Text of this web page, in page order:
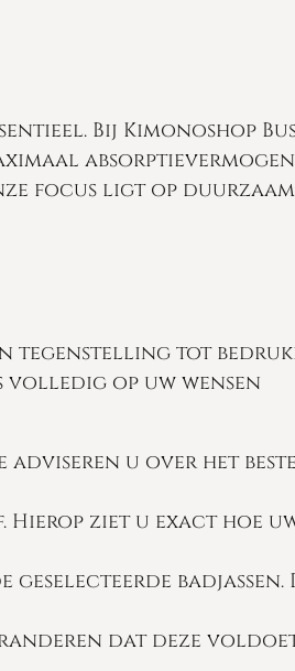
Bij Kimonoshop
focus ligt op
tegenstelling tot
op uw wensen
adviseren u over het
ziet u exact hoe
badjassen.
dat deze